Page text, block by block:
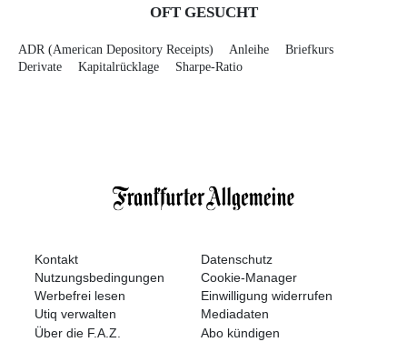
OFT GESUCHT
ADR (American Depository Receipts) Anleihe
Briefkurs
Derivate
Kapitalrücklage Sharpe-Ratio
Kontakt
Datenschutz
Nutzungsbedingungen
Cookie-Manager
Werbefrei lesen
Einwilligung widerrufen
Utiq verwalten
Mediadaten
Über die F.A.Z.
Abo kündigen